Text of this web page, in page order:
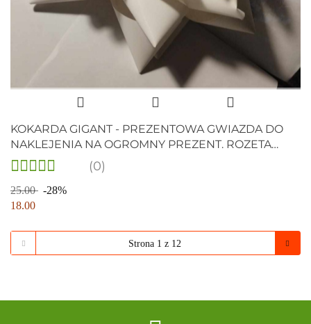
KOKARDA GIGANT - PREZENTOWA GWIAZDA DO
NAKLEJENIA NA OGROMNY PREZENT. ROZETA
BIAŁA , ŚR. 30cm
(0)
25.00
-28%
18.00